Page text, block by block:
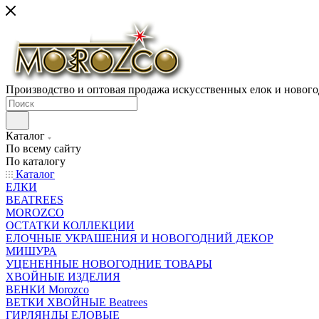
Производство и оптовая продажа искусственных елок и
Каталог
По всему сайту
По каталогу
Каталог
ЕЛКИ
BEATREES
MOROZCO
ОСТАТКИ КОЛЛЕКЦИИ
ЕЛОЧНЫЕ УКРАШЕНИЯ И НОВОГОДНИЙ ДЕКОР
МИШУРА
УЦЕНЕННЫЕ НОВОГОДНИЕ ТОВАРЫ
ХВОЙНЫЕ ИЗДЕЛИЯ
ВЕНКИ Morozco
ВЕТКИ ХВОЙНЫЕ Beatrees
ГИРЛЯНДЫ ЕЛОВЫЕ